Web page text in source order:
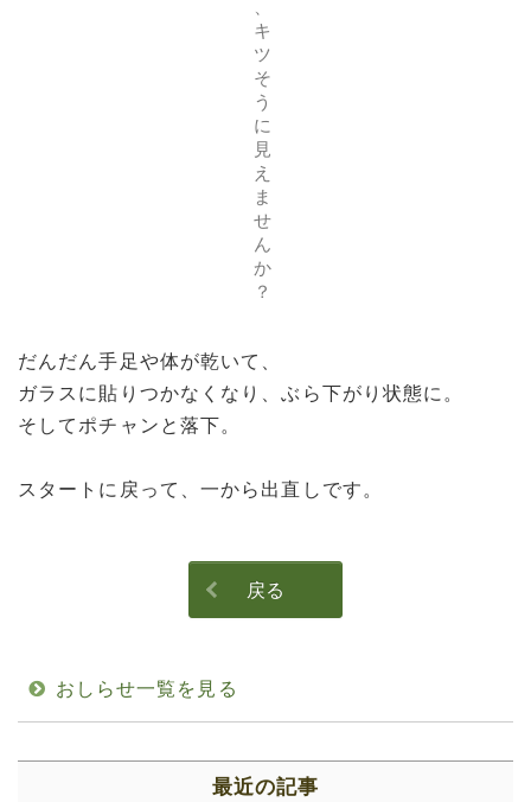
キ
ツ
そ
う
に
見
え
ま
せ
ん
か
？
だんだん手足や体が乾いて、
ガラスに貼りつかなくなり、ぶら下がり状態に。
そしてポチャンと落下。
スタートに戻って、一から出直しです。
戻る
おしらせ一覧を見る
最近の記事